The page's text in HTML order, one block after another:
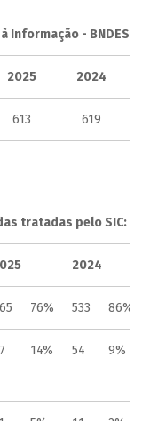
Informação - BNDES
2025 2024
613 619
tratadas pelo SIC:
2024
76% 533 86%
14% 54 9%